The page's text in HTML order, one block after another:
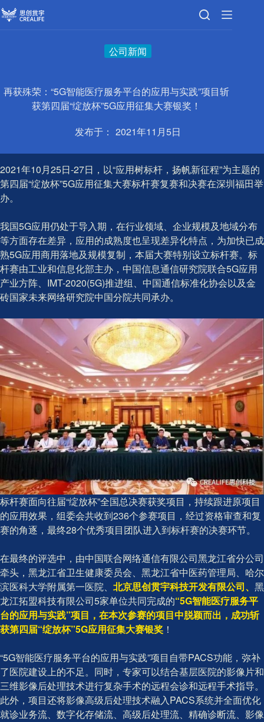
跳
至
公司新闻
再获殊荣：“5G智能医疗服务平台的应用与实践”项目斩
获第四届“绽放杯”5G应用征集大赛银奖！
发布于： 2021年11月5日
2021年10月25日-27日，以“应用树标杆，扬帆新征程”为主题的
第四届“绽放杯”5G应用征集大赛标杆赛复赛和决赛在深圳福田举
办。
我国5G应用仍处于导入期，在行业领域、企业规模及地域分布
等方面存在差异，应用的成熟度也呈现差异化特点，为加快已成
熟5G应用商用落地及规模复制，本届大赛特别设立标杆赛。标
杆赛由工业和信息化部主办，中国信息通信研究院联合5G应用
产业方阵、IMT-2020(5G)推进组、中国通信标准化协会以及金
砖国家未来网络研究院中国分院共同承办。
标杆赛面向往届“绽放杯”全国总决赛获奖项目，持续跟进原项目
的应用效果，组委会共收到236个参赛项目，经过资格审查和复
赛的角逐，最终28个优秀项目团队进入到标杆赛的决赛环节。
在最终的评选中，由中国联合网络通信有限公司黑龙江省分公司
牵头，黑龙江省卫生健康委员会、黑龙江省中医药管理局、哈尔
滨医科大学附属第一医院、 北京思创贯宇科技开发有限公司、 黑
龙江拓盟科技有限公司5家单位共同完成的“5G智能医疗服务平
台的应用与实践”项目，在本次参赛的项目中脱颖而出，成功斩
获第四届“绽放杯”5G应用征集大赛银奖 ！
“5G智能医疗服务平台的应用与实践”项目自带PACS功能，弥补
了医院建设上的不足。同时，专家可以结合基层医院的影像片和
三维影像后处理技术进行复杂手术的远程会诊和远程手术指导。
此外，项目还将影像高级后处理技术融入PACS系统并全面优化
就诊业务流、数字化存储流、高级后处理流、精确诊断流、影像